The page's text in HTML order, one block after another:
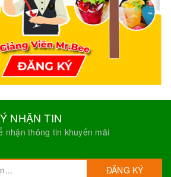
NHẬN TIN
nhận thông tin khuyến mãi
ĐĂNG KÝ